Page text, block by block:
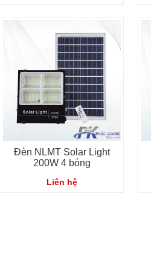
Đèn NLMT Solar Light
200W 4 bóng
Liên hệ